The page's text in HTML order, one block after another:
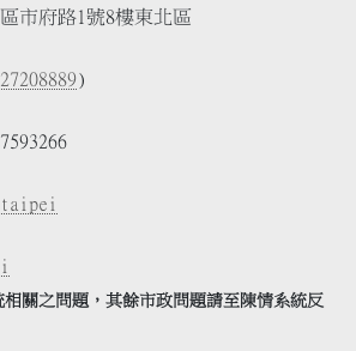
市府路1號8樓東北區
)
關之問題，其餘市政問題請至陳情系統反